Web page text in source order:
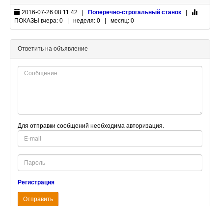
2016-07-26 08:11:42 | Поперечно-строгальный станок
ПОКАЗЫ вчера: 0 | неделя: 0 | месяц: 0
Ответить на объявление
Для отправки сообщений необходима авторизация.
E-
mail
Password
Регистрация
Отправить